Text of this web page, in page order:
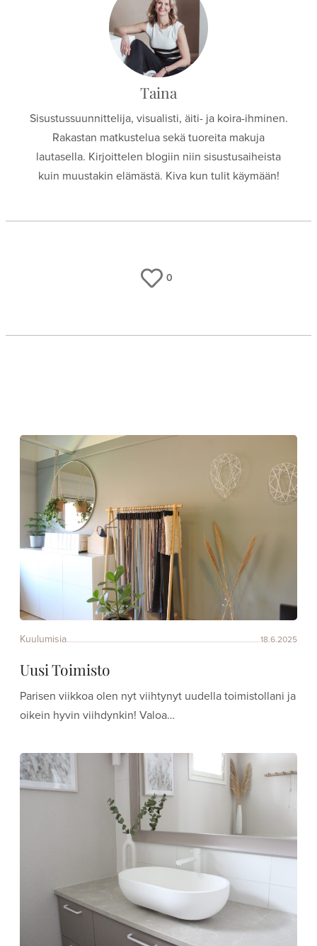
Taina
Sisustussuunnittelija, visualisti, äiti- ja koira-ihminen.
Rakastan matkustelua sekä tuoreita makuja
lautasella. Kirjoittelen blogiin niin sisustusaiheista
kuin muustakin elämästä. Kiva kun tulit käymään!
0
Kuulumisia 18.6.2025
Uusi Toimisto
Parisen viikkoa olen nyt viihtynyt uudella toimistollani ja
oikein hyvin viihdynkin! Valoa…